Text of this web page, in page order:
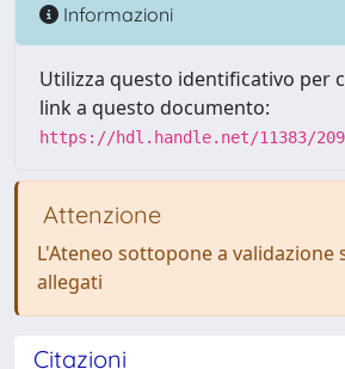
Informazioni
Utilizza questo identificativo per
link a questo documento:
https://hdl.handle.net/11383/
Attenzione
L'Ateneo sottopone a validazione
allegati
Citazioni